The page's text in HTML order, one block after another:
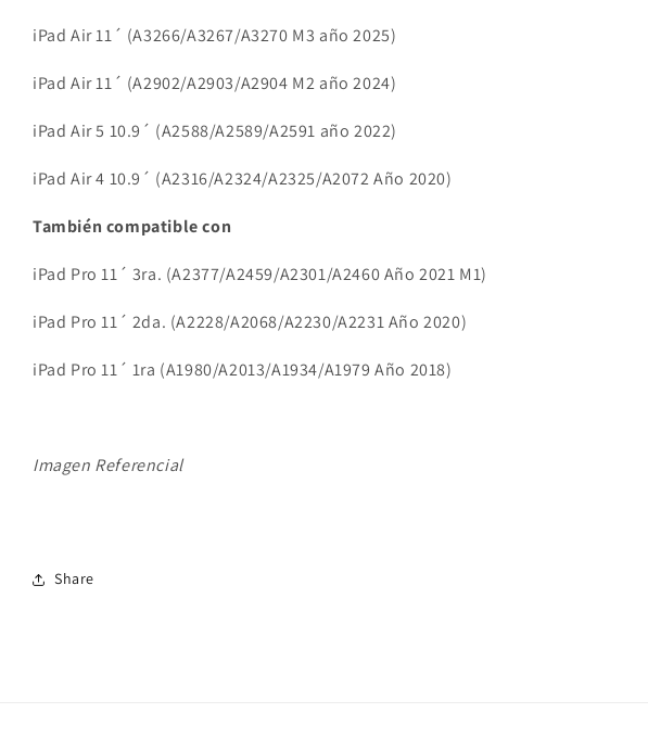
iPad Air 11´ (A3266/A3267/A3270 M3 año 2025)
iPad Air 11´ (A2902/A2903/A2904 M2 año 2024)
iPad Air 5 10.9´ (A2588/A2589/A2591 año 2022)
iPad Air 4 10.9´ (A2316/A2324/A2325/A2072 Año 2020)
También compatible con
iPad Pro 11´ 3ra. (A2377/A2459/A2301/A2460 Año 2021 M1)
iPad Pro 11´ 2da. (A2228/A2068/A2230/A2231 Año 2020)
iPad Pro 11´ 1ra (A1980/A2013/A1934/A1979 Año 2018)
Imagen Referencial
Share